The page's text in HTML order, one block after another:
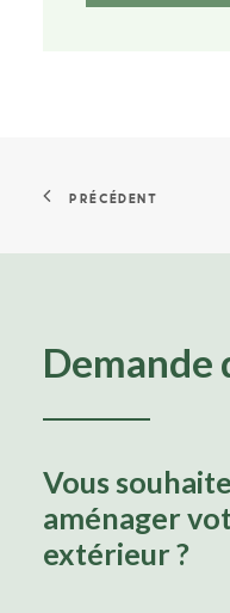
PRÉCÉDENT
Demande
Vous
aménager
extérieur ?